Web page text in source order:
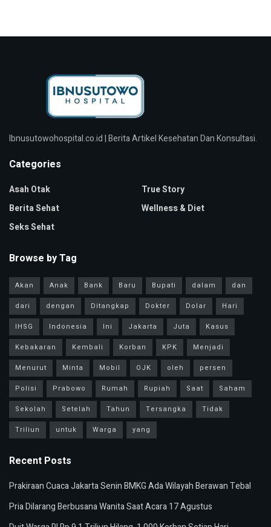
Ibnusutowohospital.co.id | Berita Artikel Kesehatan Dan Konsultasi.
Categories
Asah Otak
Berita Sehat
Seks Sehat
True Story
Wellness & Diet
Browse by Tag
Akan Anak Bank Baru Bupati dalam
dan
dari
dengan Ditangkap Dokter Dolar
Hari
IHSG
Indonesia Ini Jakarta Juta
Kasus
Kebakaran
Kembali Korban KPK
Menjadi
Menurut
Minta Mobil OJK oleh
persen
Polisi
Prabowo Rumah Rupiah Saat
Saham
Sekolah
Setelah Tahun Tersangka
Tidak
Triliun
untuk Warga yang
Recent Posts
Prakiraan Cuaca Jakarta Senin BMKG Ada Wilayah Berawan Tebal
Pria Dilarang Berbusana Wanita Saat Acara 17 Agustus